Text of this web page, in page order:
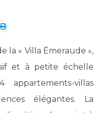
la « Villa Émeraude »,
et à petite échelle
appartements-villas
élégantes. La